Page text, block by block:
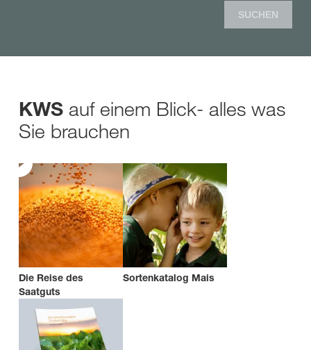
SUCHEN
KWS auf einem Blick- alles was
Sie brauchen
Die Reise des
Saatguts
Sortenkatalog Mais